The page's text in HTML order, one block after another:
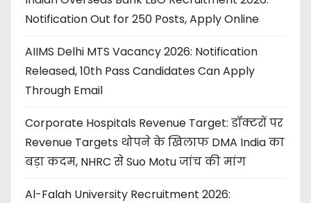
Notification Out for 250 Posts, Apply Online
AIIMS Delhi MTS Vacancy 2026: Notification
Released, 10th Pass Candidates Can Apply
Through Email
Corporate Hospitals Revenue Target: डॉक्टरों पर
Revenue Targets थोपने के खिलाफ DMA India का
बड़ा कदम, NHRC से Suo Motu जांच की मांग
Al-Falah University Recruitment 2026: